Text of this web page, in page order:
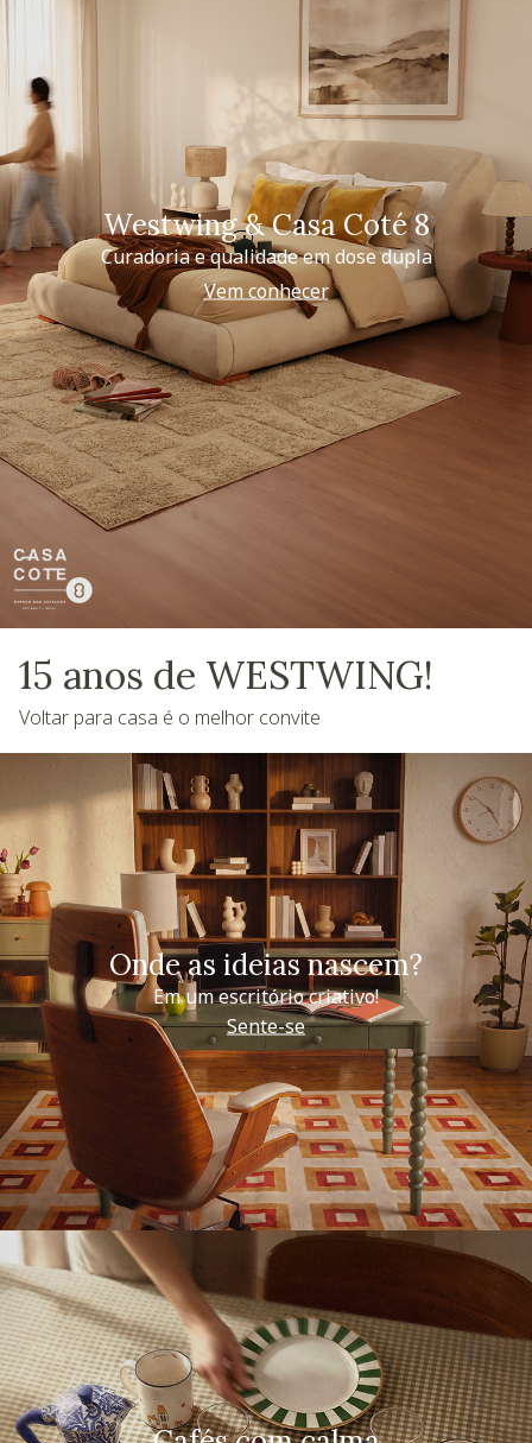
Westwing & Casa Coté 8
Curadoria e qualidade em dose dupla
Vem conhecer
15 anos de WESTWING!
Voltar para casa é o melhor convite
Onde as ideias nascem?
Em um escritório criativo!
Sente-se